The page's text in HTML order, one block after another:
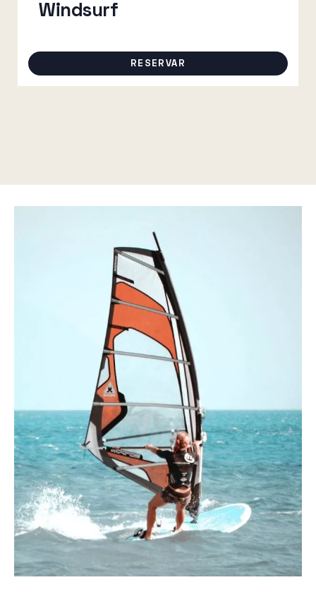
Windsurf
RESERVAR